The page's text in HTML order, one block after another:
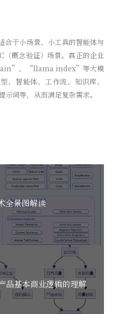
小场景、小工具的智能体与
（概念验证）场景。真正的企业
、“llama index”等大模
、智能体、工作流、知识库、
词等，从而满足复杂需求。
全景图解读
品基本商业逻辑的理解